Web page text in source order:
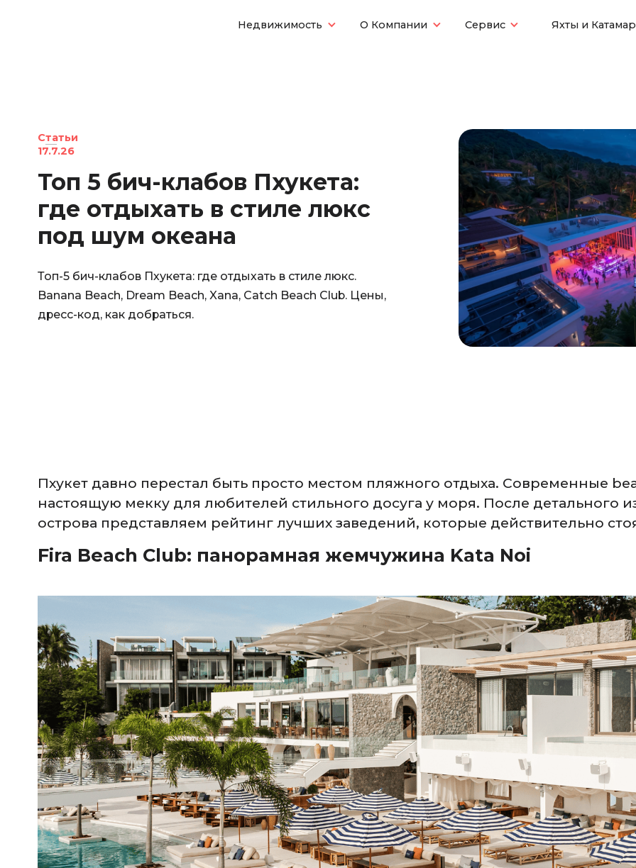
Недвижимость О Компании Сервис Яхты и
Статьи
17.7.26
Топ 5 бич-клабов Пхукета:
где отдыхать в стиле люкс
под шум океана
Топ-5 бич-клабов Пхукета: где отдыхать в стиле люкс.
Banana Beach, Dream Beach, Xana, Catch Beach Club. Цены,
дресс-код, как добраться.
Пхукет давно перестал быть просто местом пляжного отдыха. Современные
настоящую мекку для любителей стильного досуга у моря. После детального
острова представляем рейтинг лучших заведений, которые действительно
Fira Beach Club: панорамная жемчужина Kata Noi